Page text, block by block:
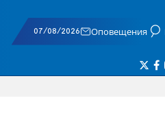
07/08/2026 Оповещения